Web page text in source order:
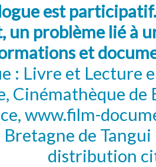
est
un problème lié à
et
: Livre et Lecture
Cinémathèque de
www.film-
de
distribution